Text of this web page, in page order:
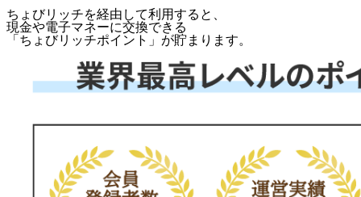
ちょびリッチを経由して利用すると、
現金や電子マネーに交換できる
「 ちょびリッチポイント 」が貯まります。